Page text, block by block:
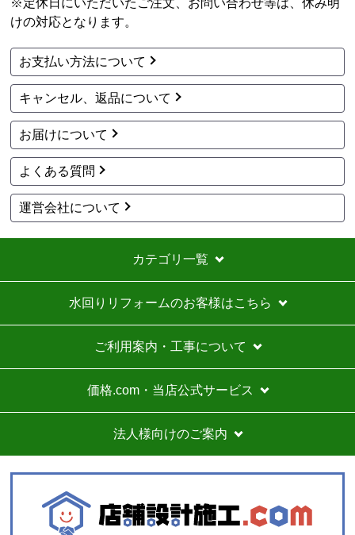
2026年7月24日 21:04
欲しい商品をスムーズに注文できましたか？
はい
ショップからの連絡や対応は適切でしたか？
はい
予定の期日までに商品が届きましたか？
商品の梱包は必要十分なものでしたか？
はい
【注文商品】カセットコンロ 【注文時
【このショップを選んだ理由は？】
価格が安かった
【その他感想・コメント】
取り付け可能か丁寧に対応したいいただきました
きりまきまきさん
※定休日にいただいたご注文、お問い合わせ等は、休み明
けの対応となります。
お支払い方法について
キャンセル、返品について
お届けについて
よくある質問
運営会社について
カテゴリ一覧
水回りリフォームのお客様はこちら
ご利用案内・工事について
価格.com・当店公式サービス
法人様向けのご案内